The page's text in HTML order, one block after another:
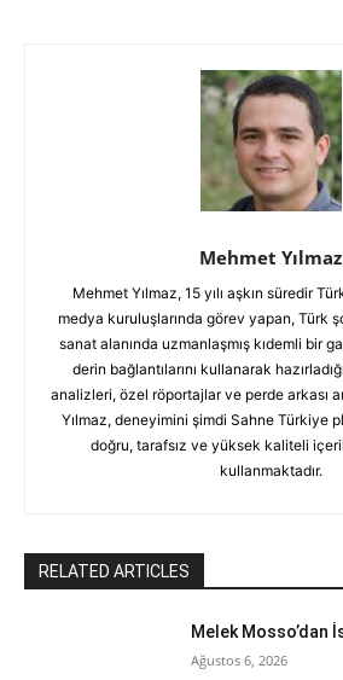
Mehmet Yılmaz
Mehmet Yılmaz, 15 yılı aşkın süredir
medya kuruluşlarında görev yapan, Türk
sanat alanında uzmanlaşmış kıdemli bir
derin bağlantılarını kullanarak
analizleri, özel röportajlar ve perde arkası
Yılmaz, deneyimini şimdi Sahne Türkiye
doğru, tarafsız ve yüksek kaliteli
kullanmaktadır.
RELATED ARTICLES
Melek Mosso’dan
Ağustos 6, 2026